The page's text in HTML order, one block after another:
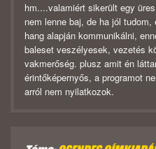
hm....valamiért sikerült egy
nem lenne baj, de ha jól
hang alapján kommunikálni,
baleset veszélyesek, vezetés
vakmerőség. plusz amit én
érintőképernyős, a programot
arról nem nyilatkozok.